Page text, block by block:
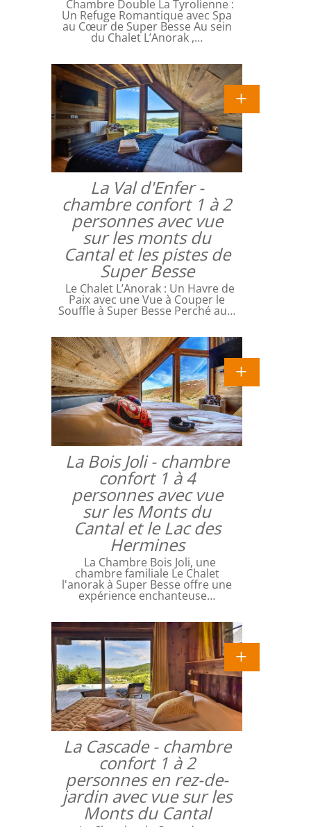
Chambre Double La Tyrolienne :
Un Refuge Romantique avec Spa
au Cœur de Super Besse Au sein
du Chalet L’Anorak ,…
La Val d'Enfer -
chambre confort 1 à 2
personnes avec vue
sur les monts du
Cantal et les pistes de
Super Besse
Le Chalet L’Anorak : Un Havre de
Paix avec une Vue à Couper le
Souffle à Super Besse Perché au…
La Bois Joli - chambre
confort 1 à 4
personnes avec vue
sur les Monts du
Cantal et le Lac des
Hermines
La Chambre Bois Joli, une
chambre familiale Le Chalet
l'anorak à Super Besse offre une
expérience enchanteuse…
La Cascade - chambre
confort 1 à 2
personnes en rez-de-
jardin avec vue sur les
Monts du Cantal